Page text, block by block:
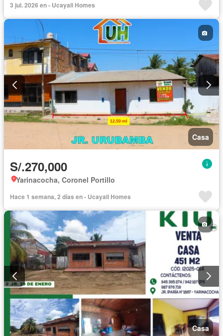
3 jul. 2026 en - Ucayali Homes
Casa
S/.270,000
Yarinacocha, Coronel Portillo
Hace 1 semana, 2 días en - Ucayali Homes
Casa